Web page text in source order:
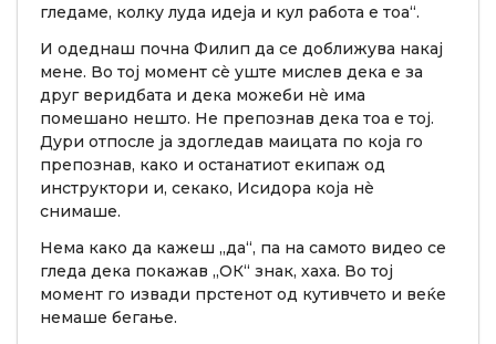
гледаме, колку луда идеја и кул работа е тоа“.
И одеднаш почна Филип да се доближува накај
мене. Во тој момент сè уште мислев дека е за
друг веридбата и дека можеби нè има
помешано нешто. Не препознав дека тоа е тој.
Дури отпосле ја здогледав маицата по која го
препознав, како и останатиот екипаж од
инструктори и, секако, Исидора која нè
снимаше.
Нема како да кажеш „да“, па на самото видео се
гледа дека покажав „ОК“ знак, хаха. Во тој
момент го извади прстенот од кутивчето и веќе
немаше бегање.